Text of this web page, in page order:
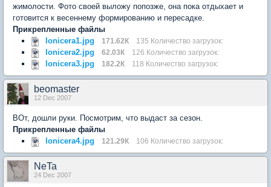
жимолости. Фото своей выложу попозже, она пока отдыхает и
готовится к весеннему формированию и пересадке.
Прикрепленные файлы
lonicera1.jpg
171.62К 135 Количество загрузок:
lonicera2.jpg 62.03К 126 Количество загрузок:
lonicera3.jpg 182.2К 118 Количество загрузок:
beomaster
12 Dec 2007
ВОт, дошли руки. Посмотрим, что выдаст за сезон.
Прикрепленные файлы
lonicera4.jpg
121.29К 106 Количество загрузок:
NeTa
24 Dec 2007